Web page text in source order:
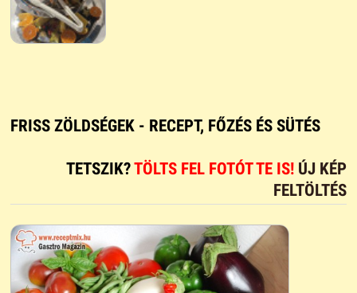
FRISS ZÖLDSÉGEK - RECEPT, FŐZÉS ÉS SÜTÉS
TETSZIK?TÖLTS FEL FOTÓT TE IS! ÚJ KÉP
FELTÖLTÉS